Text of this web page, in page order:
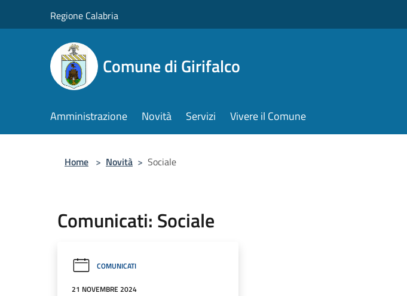
Regione Calabria
Comune di Girifalco
Amministrazione Novità Servizi Vivere il Comune
Home > Novità > Sociale
Comunicati: Sociale
COMUNICATI
21 NOVEMBRE 2024